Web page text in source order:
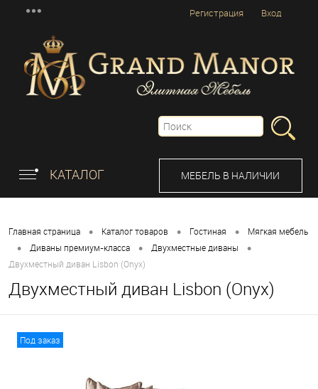
Вход
Регистрация
КАТАЛОГ МЕБЕЛЬ В НАЛИЧИИ
Главная страница • Каталог товаров • Гостиная • Мягкая мебель
• Диваны премиум-класса • Двухместные диваны •
Двухместный диван Lisbon (Onyx)
Двухместный диван Lisbon (Onyx)
Под заказ